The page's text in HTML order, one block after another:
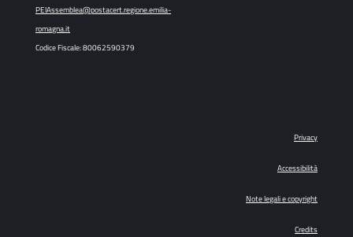
PEIAssemblea@postacert.regione.emilia-
romagna.it
Codice Fiscale: 80062590379
Privacy
Accessibilità
Note legali e copyright
Credits